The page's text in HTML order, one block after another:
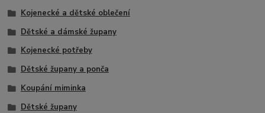
Kojenecké a dětské oblečení
Dětské a dámské župany
Kojenecké potřeby
Dětské župany a ponča
Koupání miminka
Dětské župany